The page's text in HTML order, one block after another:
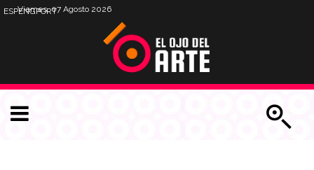
Viernes, 07 Agosto 2026
ESPENGPORT